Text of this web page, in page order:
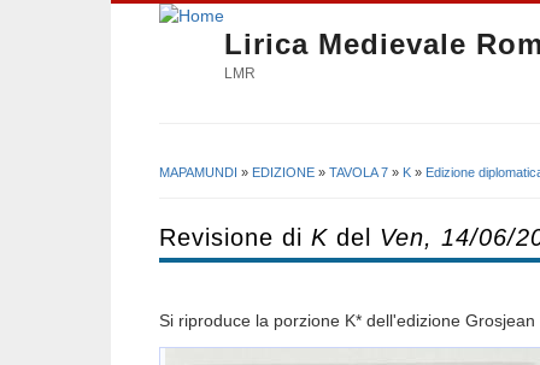
Lirica Medievale
LMR
MAPAMUNDI » EDIZIONE » TAVOLA 7 » K » Edizione
Revisione di K del Ven, 14/06/
Si riproduce la porzione K* dell'edizione Grosjean